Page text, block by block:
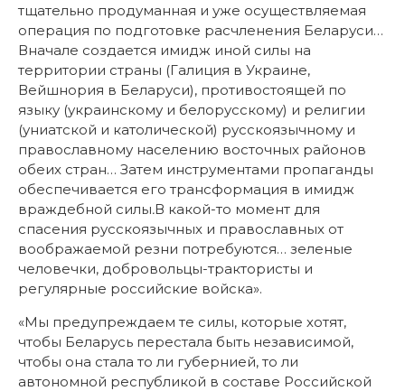
тщательно продуманная и уже осуществляемая
операция по подготовке расчленения Беларуси…
Вначале создается имидж иной силы на
территории страны (Галиция в Украине,
Вейшнория в Беларуси), противостоящей по
языку (украинскому и белорусскому) и религии
(униатской и католической) русскоязычному и
православному населению восточных районов
обеих стран… Затем инструментами пропаганды
обеспечивается его трансформация в имидж
враждебной силы.В какой-то момент для
спасения русскоязычных и православных от
воображаемой резни потребуются… зеленые
человечки, добровольцы-трактористы и
регулярные российские войска».
«Мы предупреждаем те силы, которые хотят,
чтобы Беларусь перестала быть независимой,
чтобы она стала то ли губернией, то ли
автономной республикой в составе Российской